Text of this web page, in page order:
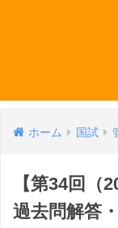
ホーム 国試
【第34回（
過去問解答